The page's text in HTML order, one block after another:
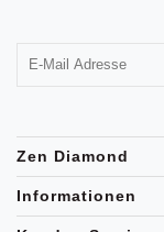
Zen Diamond
Informationen